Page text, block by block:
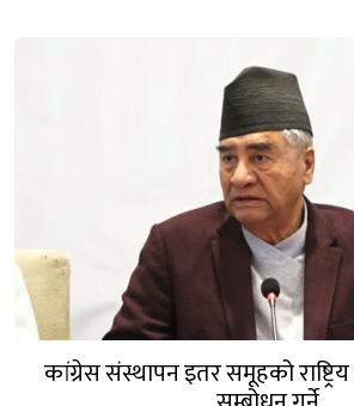
कांग्रेस संस्थापन इतर समूहको